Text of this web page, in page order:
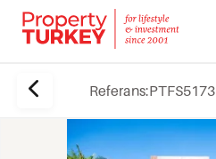
Referans:PTFS5173